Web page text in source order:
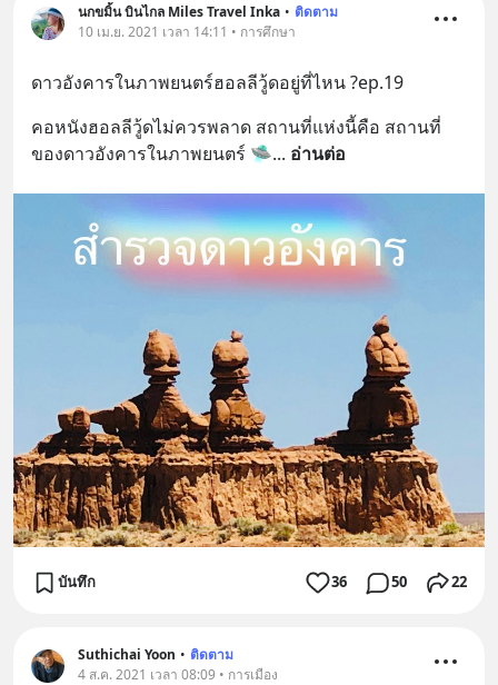
นกขมิ้น บินไกล Miles Travel Inka • ติดตาม
10 เม.ย. 2021 เวลา 14:11 • การศึกษา
ดาวอังคารในภาพยนตร์ฮอลลีวู้ดอยู่ที่ไหน ?ep.19
คอหนังฮอลลีวู้ดไม่ควรพลาด สถานที่แห่งนี้คือ สถานที่
ของดาวอังคารในภาพยนตร์ 🛸... อ่านต่อ
บันทึก 36 50 22
Suthichai Yoon • ติดตาม
4 ส.ค. 2021 เวลา 08:09 • การเมือง